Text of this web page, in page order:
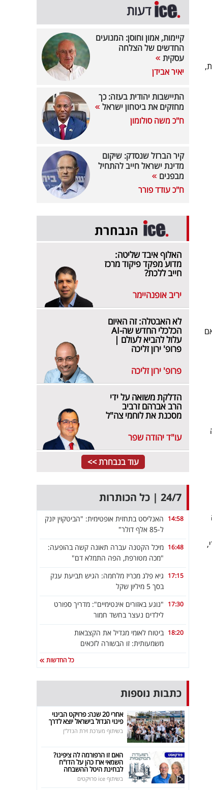
דעות
קיימות, אמון וחוסן: המנועים
החדשים של הצלחה
עסקית
יאיר אבידן
התיישבות יהודית בעזה: כך
מחזקים את ביטחון ישראל
ח"כ משה סולומון
קיר הברזל שנסדק: שיקום
מדינת ישראל חייב להתחיל
מבפנים
ח"כ עודד פורר
הנבחרת
האלוף איבד שליטה:
מדוע מפקד פיקוד מרכז
חייב ללכת?
יריב אופנהיימר
לא האבטלה: זה האיום
הכלכלי החדש שה-AI
עלול להביא לעולם |
פרופ' ירון זליכה
פרופ' ירון זליכה
הדלקת משואה על ידי
הרב אברהם זרביב
מסכנת את לוחמי צה"ל
עו"ד יהודה שפר
עוד בנבחרת >>
24/7 | כל הכותרות
14:58 האנליסט בתחזית אופטימית: "הביטקוין יזנק
ל-85 אלף דולר"
16:48 מיכל הקטנה עברה תאונה קשה בהופעה:
"מכה מטורפת, הפה התמלא דם"
17:15 גיא פלג מכריז מלחמה: הגיש תביעת ענק
בסך 5 מיליון שקל
17:30 "נוגע באזורים אינטימיים": מדריך ספורט
לילדים נעצר בחשד חמור
18:20 ביטוח לאומי מגדיל את הקצבאות
משמעותית: זו הבשורה לזכאים
כל החדשות
כתבות נוספות
אחרי 20 שנה: פרויקט הבינוי
פינוי הגדול בישראל יוצא לדרך
בשיתוף מערכת זירת הנדל"ן
האם זו הרפורמה לה ציפינו?
השמאי ארז כהן על הדו"ח
לבחינת היטל ההשבחה
בשיתוף ice פרויקטים